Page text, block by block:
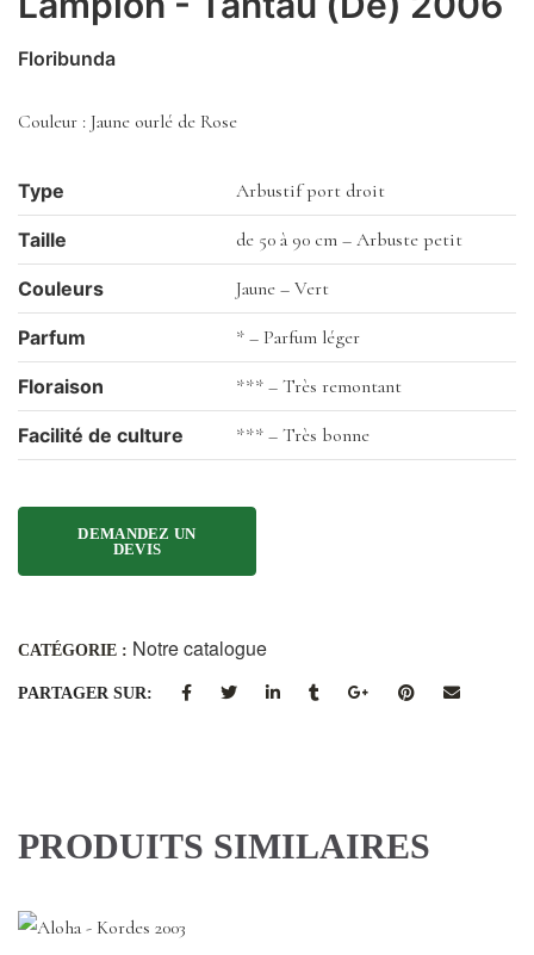
Floribunda
Couleur : Jaune ourlé de Rose
Type Arbustif port droit
Taille de 50 à 90 cm – Arbuste petit
Couleurs Jaune – Vert
Parfum * – Parfum léger
Floraison *** – Très remontant
Facilité de culture *** – Très bonne
CATÉGORIE : Notre catalogue
PARTAGER SUR:
PRODUITS SIMILAIRES